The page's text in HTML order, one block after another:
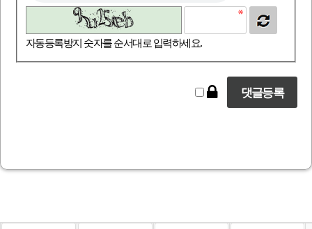
자동등록방지 숫자를 순서대로 입력하세요.